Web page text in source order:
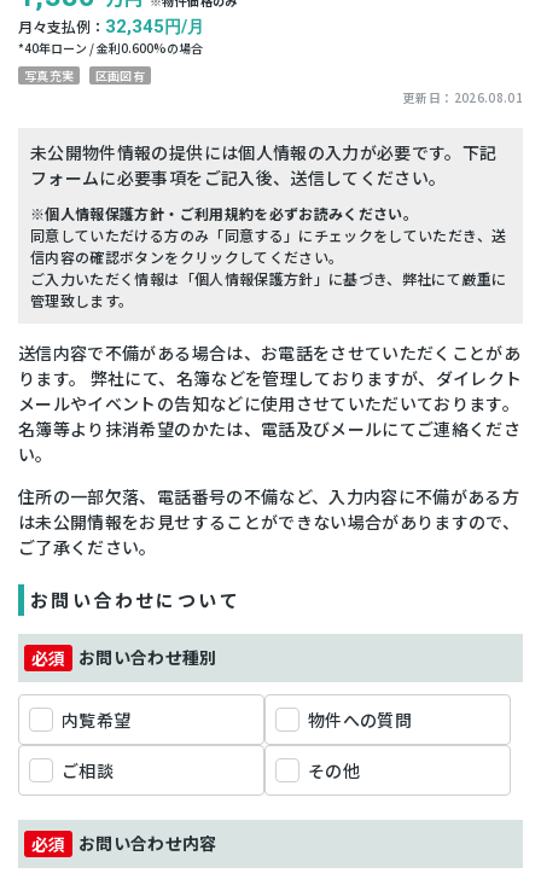
月々支払例： 32,345 円/月
*40年ローン / 金利0.600%の場合
写真充実
区画図有
更新日： 2026.08.01
未公開物件情報の提供には個人情報の入力が必要です。下記
フォームに必要事項をご記入後、送信してください。
※個人情報保護方針・ご利用規約を必ずお読みください。
同意していただける方のみ「同意する」にチェックをしていただき、送
信内容の確認ボタンをクリックしてください。
ご入力いただく情報は「個人情報保護方針」に基づき、弊社にて厳重に
管理致します。
送信内容で不備がある場合は、お電話をさせていただくことがあ
ります。 弊社にて、名簿などを管理しておりますが、ダイレクト
メールやイベントの告知などに使用させていただいております。
名簿等より抹消希望のかたは、電話及びメールにてご連絡くださ
い。
住所の一部欠落、電話番号の不備など、入力内容に不備がある方
は未公開情報をお見せすることができない場合がありますので、
ご了承ください。
お問い合わせについて
お問い合わせ種別
内覧希望 物件への質問
ご相談 その他
お問い合わせ内容